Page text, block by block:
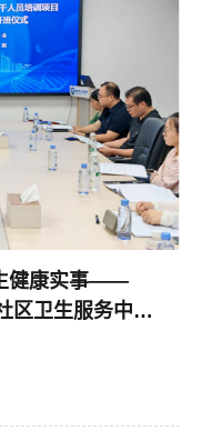
健康实事——
区卫生服务中心
班